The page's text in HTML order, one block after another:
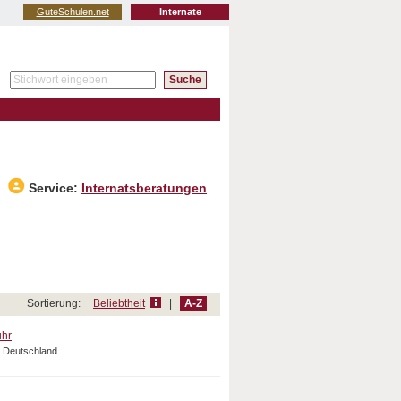
Internate
GuteSchulen.net
Service:
Internatsberatungen
Sortierung: Beliebtheit A-Z
Deutschland